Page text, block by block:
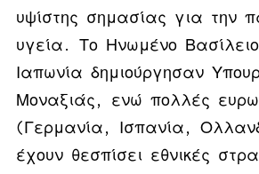
υψίστης σημασίας για την
υγεία. Το Ηνωμένο
Ιαπωνία δημιούργησαν
Μοναξιάς, ενώ πολλές
(Γερμανία, Ισπανία,
έχουν θεσπίσει εθνικές